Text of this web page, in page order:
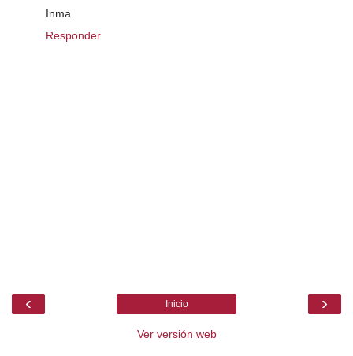
Inma
Responder
‹ ›
Inicio
Ver versión web